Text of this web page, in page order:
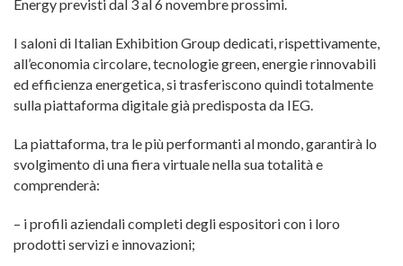
Energy previsti dal 3 al 6 novembre prossimi.
I saloni di Italian Exhibition Group dedicati, rispettivamente,
all’economia circolare, tecnologie green, energie rinnovabili
ed efficienza energetica, si trasferiscono quindi totalmente
sulla piattaforma digitale già predisposta da IEG.
La piattaforma, tra le più performanti al mondo, garantirà lo
svolgimento di una fiera virtuale nella sua totalità e
comprenderà:
– i profili aziendali completi degli espositori con i loro
prodotti servizi e innovazioni;